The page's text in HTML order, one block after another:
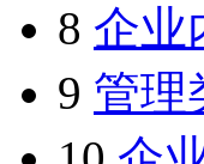
8 企业
9 管理